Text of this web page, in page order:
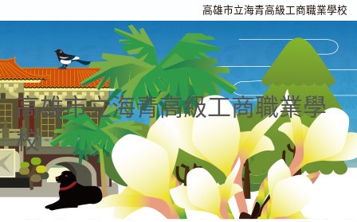
高雄市立海青高級工商職業學校
高雄市立海青高級工商職業學
校